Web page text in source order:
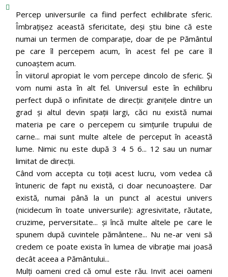
Percep universurile ca fiind perfect echilibrate sferic.
Îmbrațișez această sfericitate, deși știu bine că este
numai un termen de comparație, doar de pe Pământul
pe care îl percepem acum, în acest fel pe care îl
cunoaștem acum.
În viitorul apropiat le vom percepe dincolo de sferic. Și
vom numi asta în alt fel. Universul este în echilibru
perfect după o infinitate de direcții: granițele dintre un
grad și altul devin spații largi, căci nu există numai
materia pe care o percepem cu simțurile trupului de
carne... mai sunt multe altele de perceput în această
lume. Nimic nu este după 3 4 5 6... 12 sau un numar
limitat de direcții.
Când vom accepta cu toții acest lucru, vom vedea că
întuneric de fapt nu există, ci doar necunoaștere. Dar
există, numai până la un punct al acestui univers
(nicidecum în toate universurile): agresivitate, răutate,
cruzime, perversitate... și încă multe altele pe care le
spunem după cuvintele pământene... Nu ne-ar veni să
credem ce poate exista în lumea de vibrație mai joasă
decât aceea a Pământului...
Mulți oameni cred că omul este rău. Invit acei oameni